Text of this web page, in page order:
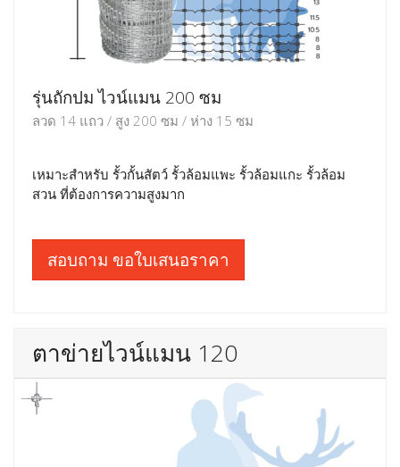
รุ่นถักปม ไวน์แมน 200 ซม
ลวด 14 แถว / สูง 200 ซม / ห่าง 15 ซม
เหมาะสำหรับ รั้วกั้นสัตว์ รั้วล้อมแพะ รั้วล้อมแกะ รั้วล้อม
สวน ที่ต้องการความสูงมาก
สอบถาม ขอใบเสนอราคา
ตาข่ายไวน์แมน 120